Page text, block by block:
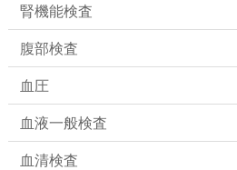
腎機能検査
腹部検査
血圧
血液一般検査
血清検査